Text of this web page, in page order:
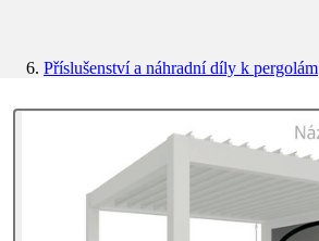
Příslušenství a náhradní díly k pergolám